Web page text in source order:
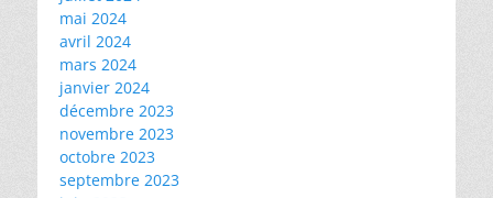
mai 2024
avril 2024
mars 2024
janvier 2024
décembre 2023
novembre 2023
octobre 2023
septembre 2023